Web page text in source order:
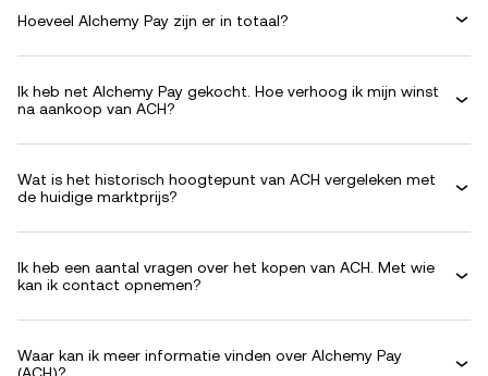
Hoeveel Alchemy Pay zijn er in totaal?
Ik heb net Alchemy Pay gekocht. Hoe verhoog ik mijn winst
na aankoop van ACH?
Wat is het historisch hoogtepunt van ACH vergeleken met
de huidige marktprijs?
Ik heb een aantal vragen over het kopen van ACH. Met wie
kan ik contact opnemen?
Waar kan ik meer informatie vinden over Alchemy Pay